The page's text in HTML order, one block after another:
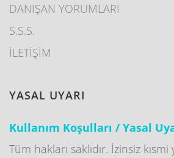
DANIŞAN YORUMLARI
S.S.S.
İLETİŞİM
YASAL UYARI
Kullanım Koşulları / Yasal
Tüm hakları saklıdır. İzinsiz